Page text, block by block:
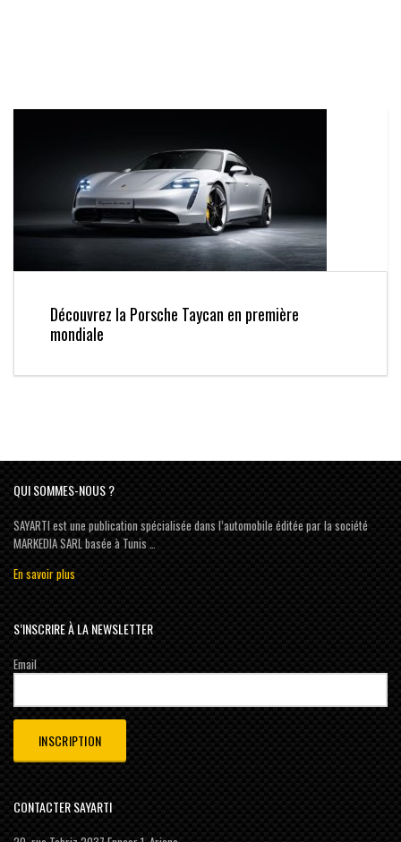
Découvrez la Porsche Taycan en première
mondiale
QUI SOMMES-NOUS ?
SAYARTI est une publication spécialisée dans l’automobile éditée par la société
MARKEDIA SARL basée à Tunis …
En savoir plus
S’INSCRIRE À LA NEWSLETTER
Email
CONTACTER SAYARTI